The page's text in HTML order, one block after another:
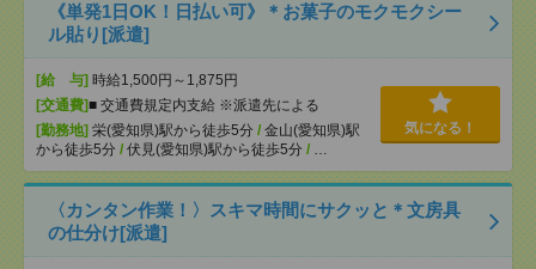
《単発1日OK！日払い可》＊お菓子のモクモクシー
ル貼り[派遣]
[給 与] 時給1,500円～1,875円
[交通費]■ 交通費規定内支給 ※派遣先による
[勤務地] 栄(愛知県)駅から徒歩5分 / 金山(愛知県)駅
から徒歩5分 / 伏見(愛知県)駅から徒歩5分 / …
気になる！
〈カンタン作業！〉スキマ時間にサクッと＊文房具
の仕分け[派遣]